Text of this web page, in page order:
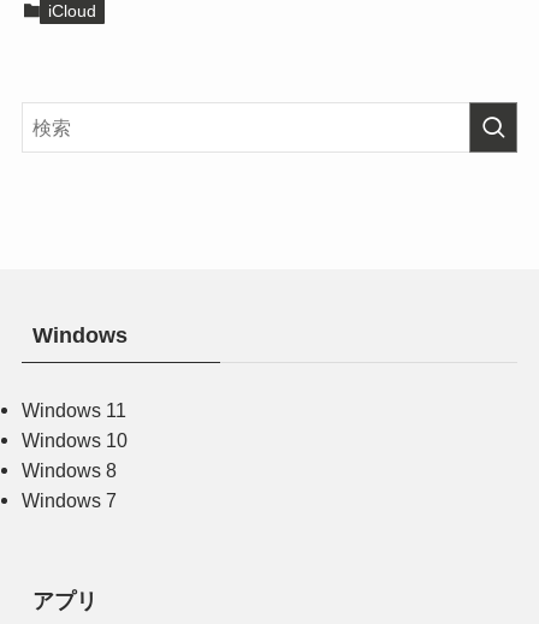
iCloud
Windows
Windows 11
Windows 10
Windows 8
Windows 7
アプリ